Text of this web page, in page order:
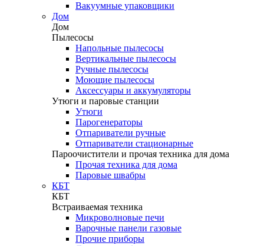
Вакуумные упаковщики
Дом
Дом
Пылесосы
Напольные пылесосы
Вертикальные пылесосы
Ручные пылесосы
Моющие пылесосы
Аксессуары и аккумуляторы
Утюги и паровые станции
Утюги
Парогенераторы
Отпариватели ручные
Отпариватели стационарные
Пароочистители и прочая техника для дома
Прочая техника для дома
Паровые швабры
КБТ
КБТ
Встраиваемая техника
Микроволновые печи
Варочные панели газовые
Прочие приборы